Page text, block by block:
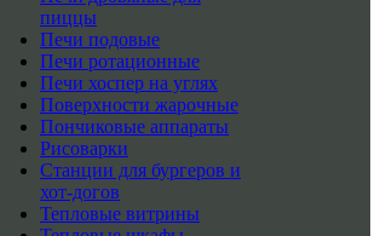
пиццы
Печи подовые
Печи ротационные
Печи хоспер на углях
Поверхности жарочные
Пончиковые аппараты
Рисоварки
Станции для бургеров и
хот-догов
Тепловые витрины